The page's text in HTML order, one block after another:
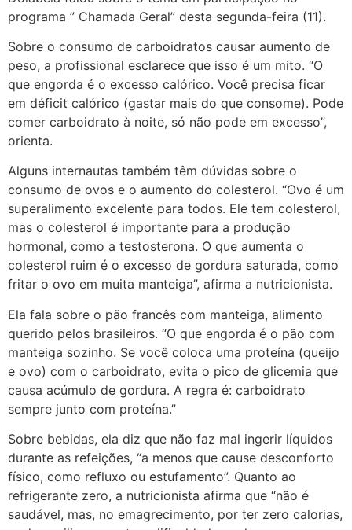
programa ” Chamada Geral” desta segunda-feira (11).
Sobre o consumo de carboidratos causar aumento de
peso, a profissional esclarece que isso é um mito. “O
que engorda é o excesso calórico. Você precisa ficar
em déficit calórico (gastar mais do que consome). Pode
comer carboidrato à noite, só não pode em excesso”,
orienta.
Alguns internautas também têm dúvidas sobre o
consumo de ovos e o aumento do colesterol. “Ovo é um
superalimento excelente para todos. Ele tem colesterol,
mas o colesterol é importante para a produção
hormonal, como a testosterona. O que aumenta o
colesterol ruim é o excesso de gordura saturada, como
fritar o ovo em muita manteiga”, afirma a nutricionista.
Ela fala sobre o pão francês com manteiga, alimento
querido pelos brasileiros. “O que engorda é o pão com
manteiga sozinho. Se você coloca uma proteína (queijo
e ovo) com o carboidrato, evita o pico de glicemia que
causa acúmulo de gordura. A regra é: carboidrato
sempre junto com proteína.”
Sobre bebidas, ela diz que não faz mal ingerir líquidos
durante as refeições, “a menos que cause desconforto
físico, como refluxo ou estufamento”. Quanto ao
refrigerante zero, a nutricionista afirma que “não é
saudável, mas, no emagrecimento, por ter zero calorias,